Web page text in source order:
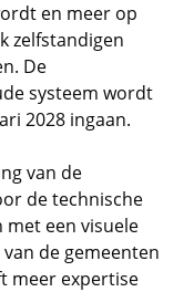
en meer op
zelfstandigen
De
systeem wordt
2028 ingaan.
van de
de technische
een visuele
de gemeenten
meer expertise